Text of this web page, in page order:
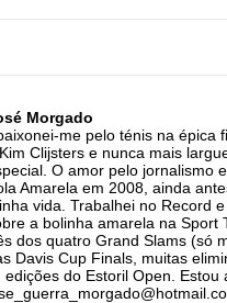
Morgado
me pelo ténis na épica
Clijsters e nunca mais
O amor pelo jornalismo
Amarela em 2008, ainda
vida. Trabalhei no Record
a bolinha amarela na Sport
dos quatro Grand Slams (só
Davis Cup Finals, muitas
edições do Estoril Open. Estou